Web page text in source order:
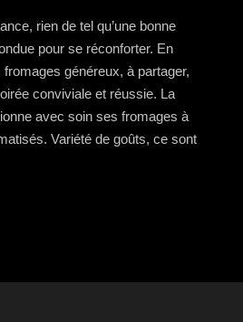
rien de tel qu’une bonne
pour se réconforter. En
généreux, à partager,
conviviale et réussie. La
avec soin ses fromages à
Variété de goûts, ce sont